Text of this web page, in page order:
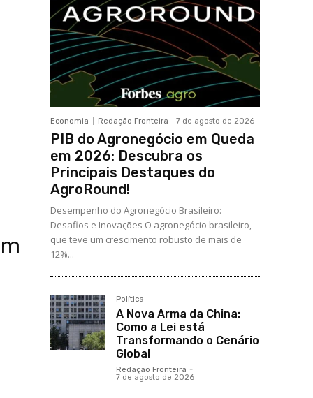
Economia Redação Fronteira - 7 de agosto de 2026
PIB do Agronegócio em Queda
em 2026: Descubra os
Principais Destaques do
AgroRound!
Desempenho do Agronegócio Brasileiro:
Desafios e Inovações O agronegócio brasileiro,
que teve um crescimento robusto de mais de
12%...
Política
A Nova Arma da China:
Como a Lei está
Transformando o Cenário
Global
Redação Fronteira -
7 de agosto de 2026